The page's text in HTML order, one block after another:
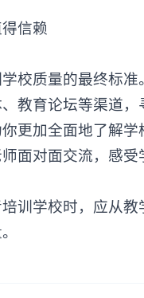
信赖‌
质量的最终标准
教育论坛等渠道
更加全面地了解
面对面交流，感受
学校时，应从教